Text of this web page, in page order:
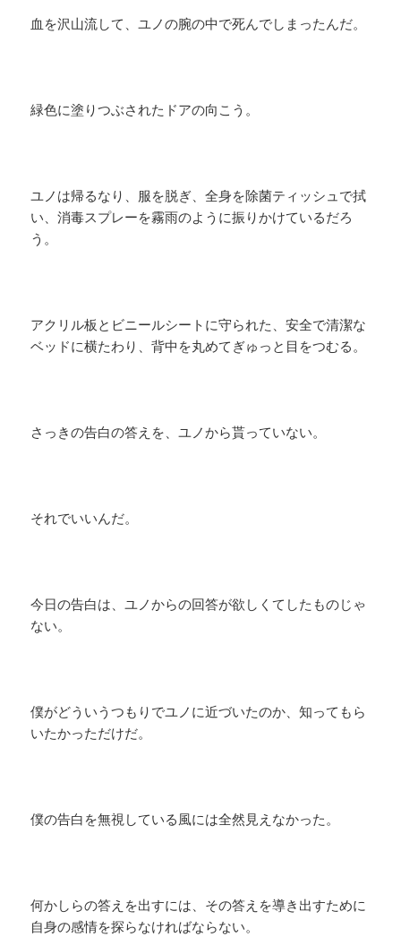
血を沢山流して、ユノの腕の中で死んでしまったんだ。
緑色に塗りつぶされたドアの向こう。
ユノは帰るなり、服を脱ぎ、全身を除菌ティッシュで拭
い、消毒スプレーを霧雨のように振りかけているだろ
う。
アクリル板とビニールシートに守られた、安全で清潔な
ベッドに横たわり、背中を丸めてぎゅっと目をつむる。
さっきの告白の答えを、ユノから貰っていない。
それでいいんだ。
今日の告白は、ユノからの回答が欲しくてしたものじゃ
ない。
僕がどういうつもりでユノに近づいたのか、知ってもら
いたかっただけだ。
僕の告白を無視している風には全然見えなかった。
何かしらの答えを出すには、その答えを導き出すために
自身の感情を探らなければならない。